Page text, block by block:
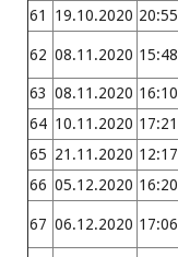
61
19.10.2020 20:55
62 08.11.2020 15:48
63 08.11.2020 16:10
64 10.11.2020 17:21
65 21.11.2020 12:17
66 05.12.2020 16:20
67 06.12.2020 17:06